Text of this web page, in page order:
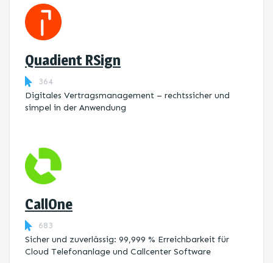
Quadient RSign
364
Digitales Vertragsmanagement – rechtssicher und
simpel in der Anwendung
CallOne
683
Sicher und zuverlässig: 99,999 % Erreichbarkeit für
Cloud Telefonanlage und Callcenter Software